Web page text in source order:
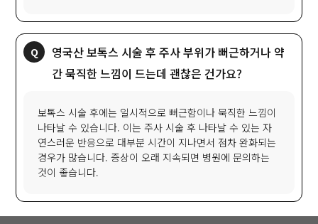
영국산 보톡스 시술 후 주사 부위가 뻐근하거나 약
간 묵직한 느낌이 드는데 괜찮은 건가요?
보톡스 시술 후에는 일시적으로 뻐근함이나 묵직한 느낌이
나타날 수 있습니다. 이는 주사 시술 후 나타날 수 있는 자
연스러운 반응으로 대부분 시간이 지나면서 점차 완화되는
경우가 많습니다. 증상이 오래 지속되면 병원에 문의하는
것이 좋습니다.